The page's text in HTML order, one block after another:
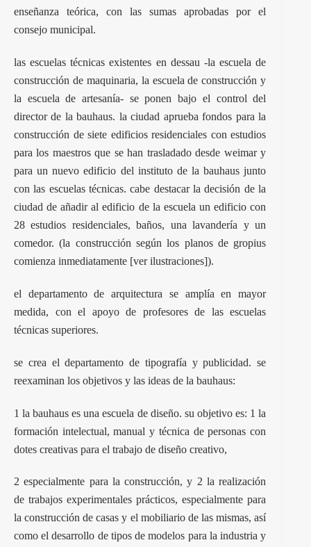
enseñanza teórica, con las sumas aprobadas por el
consejo municipal.
las escuelas técnicas existentes en dessau -la escuela de
construcción de maquinaria, la escuela de construcción y
la escuela de artesanía- se ponen bajo el control del
director de la bauhaus. la ciudad aprueba fondos para la
construcción de siete edificios residenciales con estudios
para los maestros que se han trasladado desde weimar y
para un nuevo edificio del instituto de la bauhaus junto
con las escuelas técnicas. cabe destacar la decisión de la
ciudad de añadir al edificio de la escuela un edificio con
28 estudios residenciales, baños, una lavandería y un
comedor. (la construcción según los planos de gropius
comienza inmediatamente [ver ilustraciones]).
el departamento de arquitectura se amplía en mayor
medida, con el apoyo de profesores de las escuelas
técnicas superiores.
se crea el departamento de tipografía y publicidad. se
reexaminan los objetivos y las ideas de la bauhaus:
1 la bauhaus es una escuela de diseño. su objetivo es: 1 la
formación intelectual, manual y técnica de personas con
dotes creativas para el trabajo de diseño creativo,
2 especialmente para la construcción, y 2 la realización
de trabajos experimentales prácticos, especialmente para
la construcción de casas y el mobiliario de las mismas, así
como el desarrollo de tipos de modelos para la industria y